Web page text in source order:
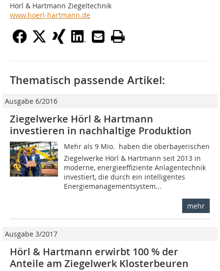
Hörl & Hartmann Ziegeltechnik
www.hoerl-hartmann.de
Thematisch passende Artikel:
Ausgabe 6/2016
Ziegelwerke Hörl & Hartmann
investieren in nachhaltige Produktion
Mehr als 9 Mio.  haben die oberbayerischen
Ziegelwerke Hörl & Hartmann seit 2013 in
moderne, energieeffiziente Anlagentechnik
investiert, die durch ein intelligentes
Energiemanagementsystem...
mehr
Ausgabe 3/2017
Hörl & Hartmann erwirbt 100 % der
Anteile am Ziegelwerk Klosterbeuren